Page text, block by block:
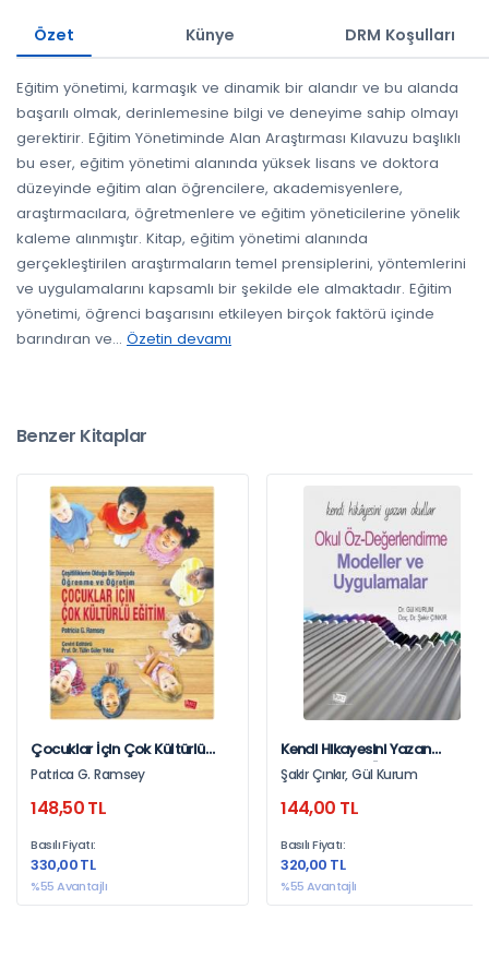
Özet Künye DRM Koşulları
Eğitim yönetimi, karmaşık ve dinamik bir alandır ve bu alanda
başarılı olmak, derinlemesine bilgi ve deneyime sahip olmayı
gerektirir. Eğitim Yönetiminde Alan Araştırması Kılavuzu başlıklı
bu eser, eğitim yönetimi alanında yüksek lisans ve doktora
düzeyinde eğitim alan öğrencilere, akademisyenlere,
araştırmacılara, öğretmenlere ve eğitim yöneticilerine yönelik
kaleme alınmıştır. Kitap, eğitim yönetimi alanında
gerçekleştirilen araştırmaların temel prensiplerini, yöntemlerini
ve uygulamalarını kapsamlı bir şekilde ele almaktadır. Eğitim
yönetimi, öğrenci başarısını etkileyen birçok faktörü içinde
barındıran ve... Özetin devamı
Benzer Kitaplar
Çocuklar İçin Çok Kültürlü
Eğitim
Patrica G. Ramsey
148,50 TL
Basılı Fiyatı:
330,00 TL
%55 Avantajlı
Kendi Hikayesini Yazan
Okullar: Okul Öz-
Değerlendirme Modeller Ve
Uygulamalar
Şakir Çınkır, Gül Kurum
144,00 TL
Basılı Fiyatı:
320,00 TL
%55 Avantajlı